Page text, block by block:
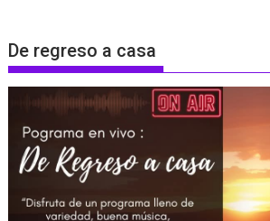
De regreso a casa